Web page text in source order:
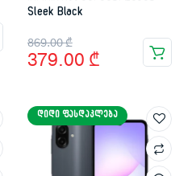
Sleek Black
869.00₾
Original
price
869.00 ₾.
379.00 ₾
Current
price
379.00 ₾.
ᲓᲘᲓᲘ ᲤᲐᲡᲓᲐᲙᲚᲔᲑᲐ